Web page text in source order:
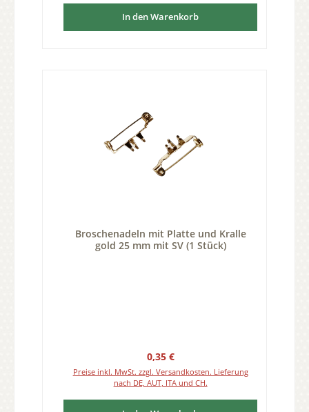
In den Warenkorb
Broschenadeln mit Platte und Kralle
gold 25 mm mit SV (1 Stück)
Regulärer Preis:
0,35 €
Preise inkl. MwSt. zzgl. Versandkosten. Lieferung
nach DE, AUT, ITA und CH.